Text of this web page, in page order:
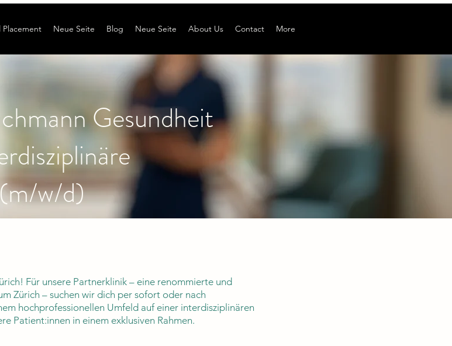
Placement Neue Seite Blog Neue Seite About Us Contact More
Gesundheit
w/d)
Für unsere Partnerklinik – eine renommierte und
Zürich – suchen wir dich per sofort oder nach
hochprofessionellen Umfeld auf einer interdisziplinären
Patient:innen in einem exklusiven Rahmen.